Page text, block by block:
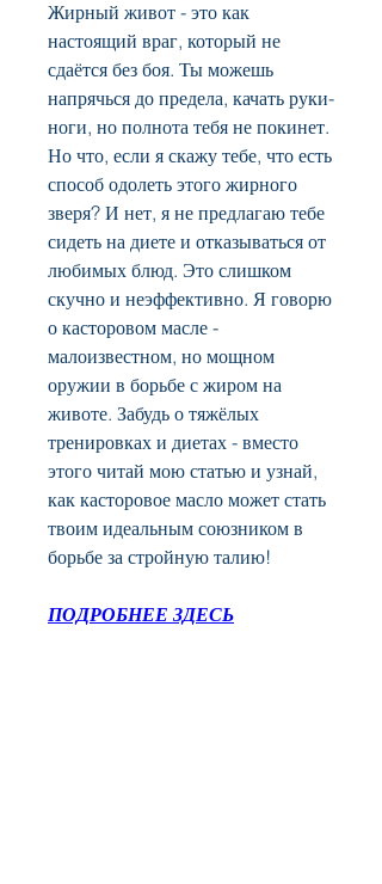
Жирный живот - это как
настоящий враг, который не
сдаётся без боя. Ты можешь
напрячься до предела, качать руки-
ноги, но полнота тебя не покинет.
Но что, если я скажу тебе, что есть
способ одолеть этого жирного
зверя? И нет, я не предлагаю тебе
сидеть на диете и отказываться от
любимых блюд. Это слишком
скучно и неэффективно. Я говорю
о касторовом масле -
малоизвестном, но мощном
оружии в борьбе с жиром на
животе. Забудь о тяжёлых
тренировках и диетах - вместо
этого читай мою статью и узнай,
как касторовое масло может стать
твоим идеальным союзником в
борьбе за стройную талию!
ПОДРОБНЕЕ ЗДЕСЬ